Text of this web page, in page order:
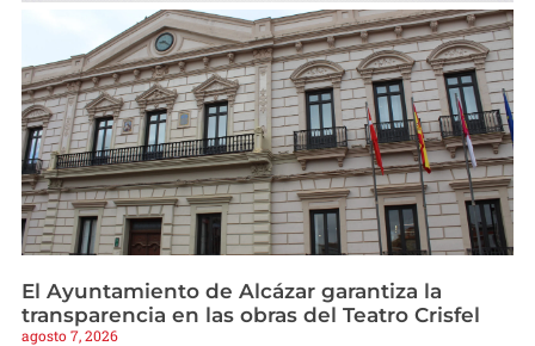
El Ayuntamiento de Alcázar garantiza la
transparencia en las obras del Teatro Crisfel
agosto 7, 2026